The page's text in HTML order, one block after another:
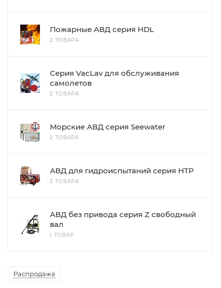
Пожарные АВД серия HDL
2 ТОВАРА
Серия VacLav для обслуживания
самолетов
2 ТОВАРА
Морские АВД серия Seewater
2 ТОВАРА
АВД для гидроиспытаний серия НТР
3 ТОВАРА
АВД без привода серия Z свободный
вал
1 ТОВАР
Распродажа